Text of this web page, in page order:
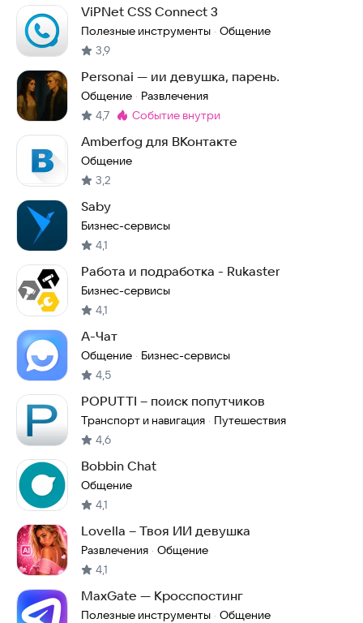
ViPNet CSS Connect 3
Полезные инструменты · Общение
3,9
Personai — ии девушка, парень.
Общение · Развлечения
4,7 Метка:
событие внутри
Amberfog для ВКонтакте
Общение
3,2
Saby
Бизнес-сервисы
4,1
Работа и подработка - Rukaster
Бизнес-сервисы
4,1
А-Чат
Общение · Бизнес-сервисы
4,5
POPUTTI – поиск попутчиков
Транспорт и навигация · Путешествия
4,6
Bobbin Chat
Общение
4,1
Lovella – Твоя ИИ девушка
Развлечения · Общение
4,1
MaxGate — Кросспостинг
Полезные инструменты · Общение